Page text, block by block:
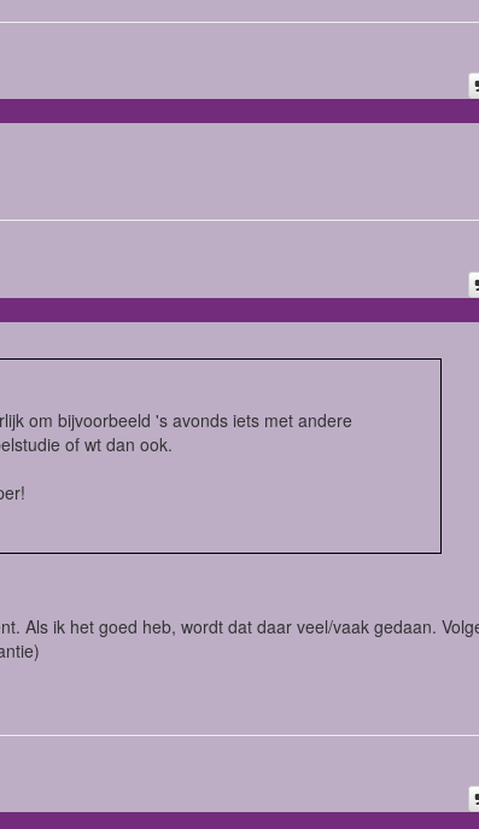
om bijvoorbeeld 's avonds iets met andere
of wt dan ook.
Als ik het goed heb, wordt dat daar veel/vaak gedaan.